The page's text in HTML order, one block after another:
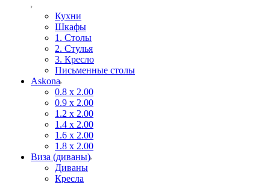
Кухни
Шкафы
1. Столы
2. Стулья
3. Кресло
Письменные столы
Askona
0.8 х 2.00
0.9 х 2.00
1.2 х 2.00
1.4 х 2.00
1.6 х 2.00
1.8 х 2.00
Виза (диваны)
Диваны
Кресла